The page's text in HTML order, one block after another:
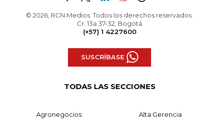
© 2026, RCN Medios. Todos los derechos reservados.
Cr. 13a 37-32, Bogotá
(+57) 1 4227600
SUSCRÍBASE
TODAS LAS SECCIONES
Agronegocios Alta Gerencia